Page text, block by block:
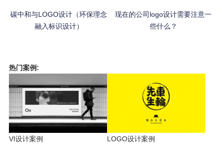
碳中和与LOGO设计（环保理念
融入标识设计）
现在的公司logo设计需要注意一
些什么？
热门案例:
VI设计案例 LOGO设计案例